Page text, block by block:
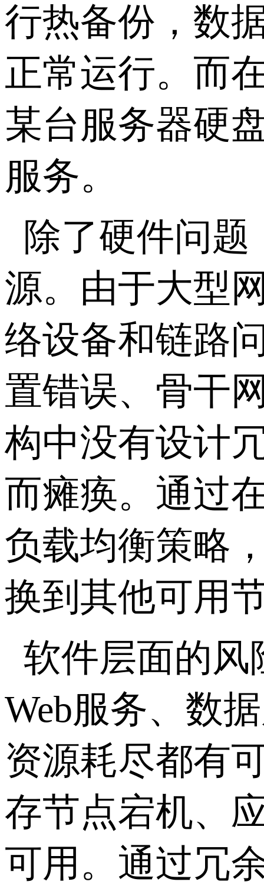
行热备份，数
正常运行。而
某台服务器硬
服务。
除了硬件问
源。由于大型
络设备和链路
置错误、骨干
构中没有设计
而瘫痪。通过
负载均衡策略
换到其他可用
软件层面的风
Web服务、数
资源耗尽都有
存节点宕机、
可用。通过冗